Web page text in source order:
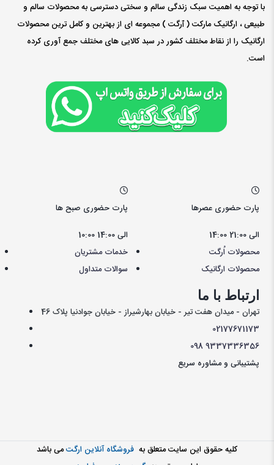
با توجه به اهمیت سبک زندگی سالم و سختی دسترسی به محصولات سالم و
طبیعی ، ارگانیک مارکت ( ٱرگت ) مجموعه ای از بهترین و کامل ترین محصولات
ارگانیک را از نقاط مختلف کشور در سبد کالایی های مختلف جمع آوری کرده
است.
پارت حضوری صبح ها
10:00 الی 14:00
پارت حضوری عصرها
14:00 الی 21:00
خدمات مشتریان
سوالات متداول
محصولات اُرگت
محصولات ارگانیک
ارتباط با ما
تهران - میدان هفت تیر - خیابان بهارشیراز - خیابان جوادنیا پلاک 46
02177671173
0989337336356
پشتیبانی و مشاوره سریع
کليه حقوق اين سايت متعلق به فروشگاه آنلاین ارگتمی باشد